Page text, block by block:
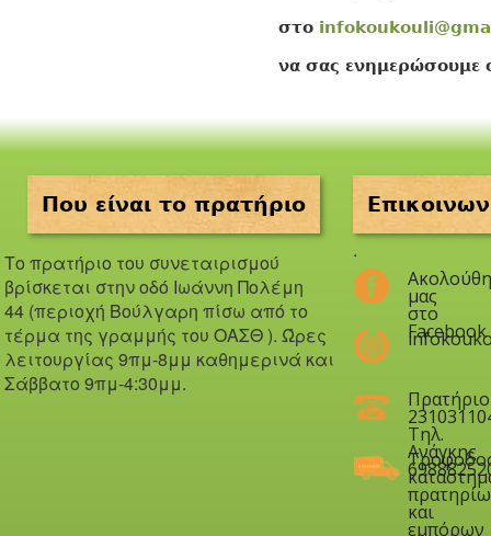
στο
να σας ενημερώσουμε
Που είναι το πρατήριο
Το πρατήριο του συνεταιρισμού
βρίσκεται στην οδό Iωάννη Πολέμη
44 (περιοχή Βούλγαρη πίσω από το
τέρμα της γραμμής του ΟΑΣΘ ). Ώρες
λειτουργίας 9πμ-8μμ καθημερινά και
Σάββατο 9πμ-4:30μμ.
.
μας
στο
Facebook
Πρατήριο
Τηλ.
Ανάγκης
και
εμπόρων